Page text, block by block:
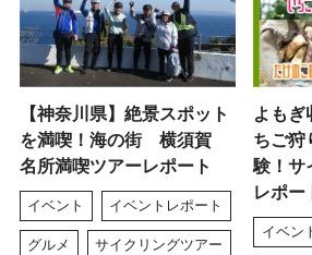
【神奈川県】絶景スポット
を満喫！海の街 横須賀
名所満喫ツアーレポート
イベント イベントレポート
グルメ サイクリングツアー
よもぎ
ちご狩
験！サ
レポー
イベン